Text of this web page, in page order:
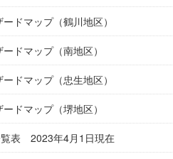
ドマップ（鶴川地区）
ドマップ（南地区）
ドマップ（忠生地区）
ドマップ（堺地区）
覧表 2023年4月1日現在